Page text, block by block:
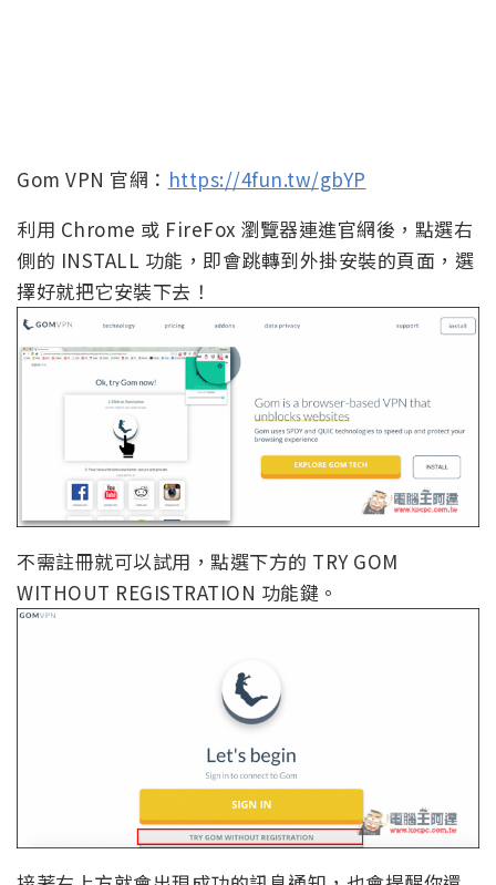
Gom VPN 官網： https://4fun.tw/gbYP
利用 Chrome 或 FireFox 瀏覽器連進官網後，點選右
側的 INSTALL 功能，即會跳轉到外掛安裝的頁面，選
擇好就把它安裝下去！
不需註冊就可以試用，點選下方的 TRY GOM
WITHOUT REGISTRATION 功能鍵。